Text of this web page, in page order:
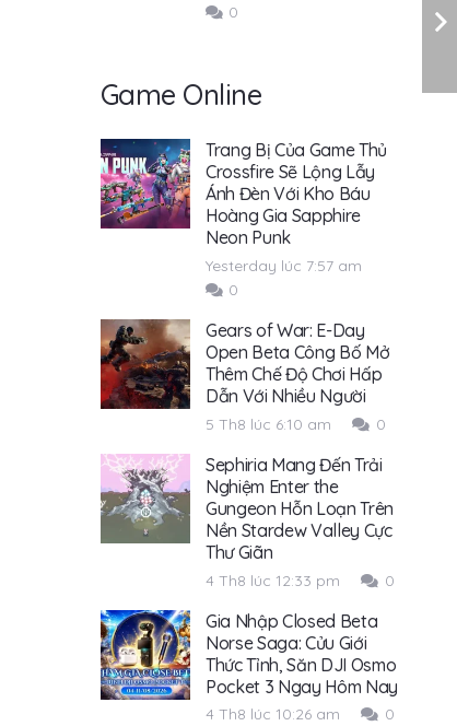
0
Game Online
Trang Bị Của Game Thủ
Crossfire Sẽ Lộng Lẫy
Ánh Đèn Với Kho Báu
Hoàng Gia Sapphire
Neon Punk
Yesterday lúc 7:57 am
0
Gears of War: E-Day
Open Beta Công Bố Mở
Thêm Chế Độ Chơi Hấp
Dẫn Với Nhiều Người
5 Th8 lúc 6:10 am 0
Sephiria Mang Đến Trải
Nghiệm Enter the
Gungeon Hỗn Loạn Trên
Nền Stardew Valley Cực
Thư Giãn
4 Th8 lúc 12:33 pm 0
Gia Nhập Closed Beta
Norse Saga: Cửu Giới
Thức Tỉnh, Săn DJI Osmo
Pocket 3 Ngay Hôm Nay
4 Th8 lúc 10:26 am 0